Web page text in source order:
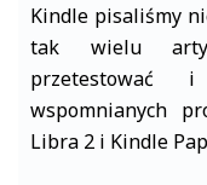
Kindle pisaliśmy
tak wielu
przetestować
wspomnianych
Libra 2 i Kindle